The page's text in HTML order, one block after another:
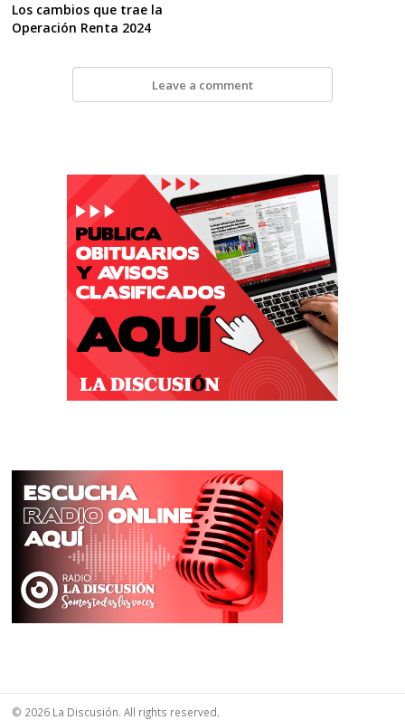
Los cambios que trae la
Operación Renta 2024
Leave a comment
© 2026 La Discusión. All rights reserved.